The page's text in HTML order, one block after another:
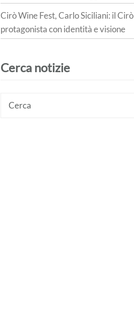
Cirò Wine Fest, Carlo Siciliani: il Cirò
protagonista con identità e visione
Cerca notizie